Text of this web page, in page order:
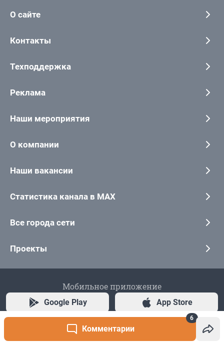
Комментарии
6